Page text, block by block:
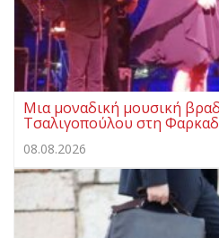
Μια μοναδική μουσική
Τσαλιγοπούλου στη
08.08.2026